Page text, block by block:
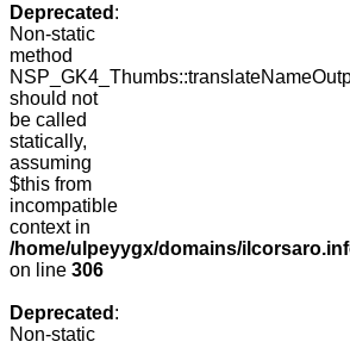
Deprecated :
Non-static
method
should not
be called
statically,
assuming
$this from
incompatible
context in
/home/ulpeyygx/domains/
on line 306
Deprecated :
Non-static